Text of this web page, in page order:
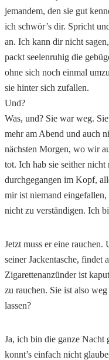
jemandem, den sie gut
ich schwör’s dir. Spricht
an. Ich kann dir nicht
packt seelenruhig die
ohne sich noch einmal
sie hinter sich zufallen.
Und?
Was, und? Sie war weg.
mehr am Abend und auch
nächsten Morgen, wo wir
tot. Ich hab sie seither nicht
durchgegangen im Kopf,
mir ist niemand
nicht zu verständigen. Ich
Jetzt muss er eine
seiner Jackentasche, findet
Zigarettenanzünder ist
zu rauchen. Sie ist also
lassen?
Ja, ich bin die ganze Nacht
konnt’s einfach nicht